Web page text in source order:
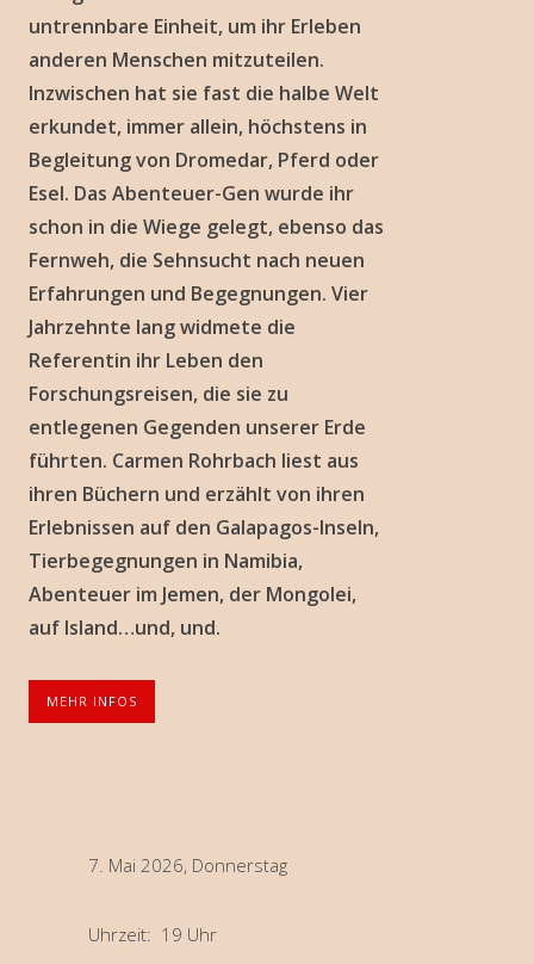
untrennbare Einheit, um ihr Erleben
anderen Menschen mitzuteilen.
Inzwischen hat sie fast die halbe Welt
erkundet, immer allein, höchstens in
Begleitung von Dromedar, Pferd oder
Esel. Das Abenteuer-Gen wurde ihr
schon in die Wiege gelegt, ebenso das
Fernweh, die Sehnsucht nach neuen
Erfahrungen und Begegnungen. Vier
Jahrzehnte lang widmete die
Referentin ihr Leben den
Forschungsreisen, die sie zu
entlegenen Gegenden unserer Erde
führten. Carmen Rohrbach liest aus
ihren Büchern und erzählt von ihren
Erlebnissen auf den Galapagos-Inseln,
Tierbegegnungen in Namibia,
Abenteuer im Jemen, der Mongolei,
auf Island…und, und.
MEHR INFOS
7. Mai 2026, Donnerstag
Uhrzeit: 19 Uhr